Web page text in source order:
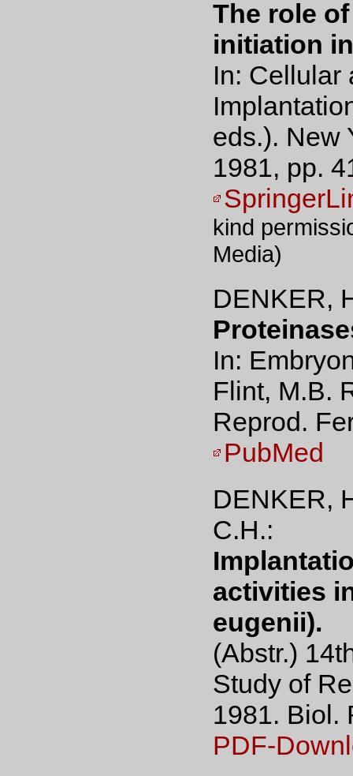
The role
initiation
In: Cellular
eds.). New
1981, pp.
kind
Media)
DENKER,
In:
Flint, M.B.
Reprod.
PubMed
DENKER,
C.H.:
activities
eugenii).
(Abstr.)
Study of
1981. Biol.
PDF-